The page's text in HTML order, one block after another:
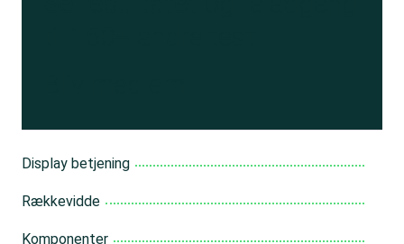
Display betjening
Rækkevidde
Komponenter